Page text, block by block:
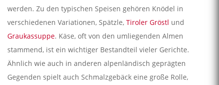
werden. Zu den typischen Speisen gehören Knödel in
verschiedenen Variationen, Spätzle, Tiroler Gröstl und
Graukassuppe. Käse, oft von den umliegenden Almen
stammend, ist ein wichtiger Bestandteil vieler Gerichte.
Ähnlich wie auch in anderen alpenländisch geprägten
Gegenden spielt auch Schmalzgebäck eine große Rolle,